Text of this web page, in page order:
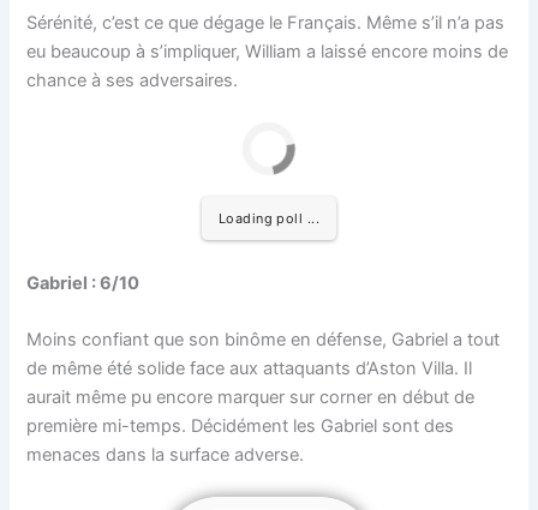
Sérénité, c’est ce que dégage le Français. Même s’il n’a pas
eu beaucoup à s’impliquer, William a laissé encore moins de
chance à ses adversaires.
Loading poll ...
Gabriel : 6/10
Moins confiant que son binôme en défense, Gabriel a tout
de même été solide face aux attaquants d’Aston Villa. Il
aurait même pu encore marquer sur corner en début de
première mi-temps. Décidément les Gabriel sont des
menaces dans la surface adverse.